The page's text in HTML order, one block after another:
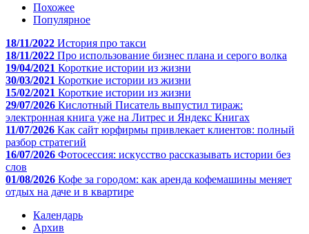
Похожее
Популярное
18/11/2022 История про такси
18/11/2022 Про использование бизнес плана и серого волка
19/04/2021 Короткие истории из жизни
30/03/2021 Короткие истории из жизни
15/02/2021 Короткие истории из жизни
29/07/2026 Кислотный Писатель выпустил тираж:
электронная книга уже на Литрес и Яндекс Книгах
11/07/2026 Как сайт юрфирмы привлекает клиентов: полный
разбор стратегий
16/07/2026 Фотосессия: искусство рассказывать истории без
слов
01/08/2026 Кофе за городом: как аренда кофемашины меняет
отдых на даче и в квартире
Календарь
Архив